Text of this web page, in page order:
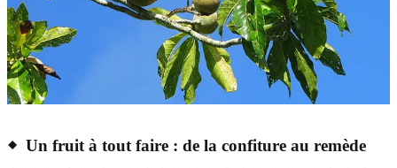
Un fruit à tout faire : de la confiture au remède